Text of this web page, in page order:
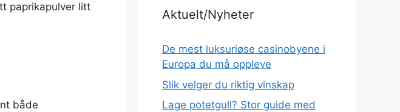
paprikapulver litt
både
Aktuelt/Nyheter
De mest luksuriøse casinobyene i
Europa du må oppleve
Slik velger du riktig vinskap
Lage potetgull? Stor guide med